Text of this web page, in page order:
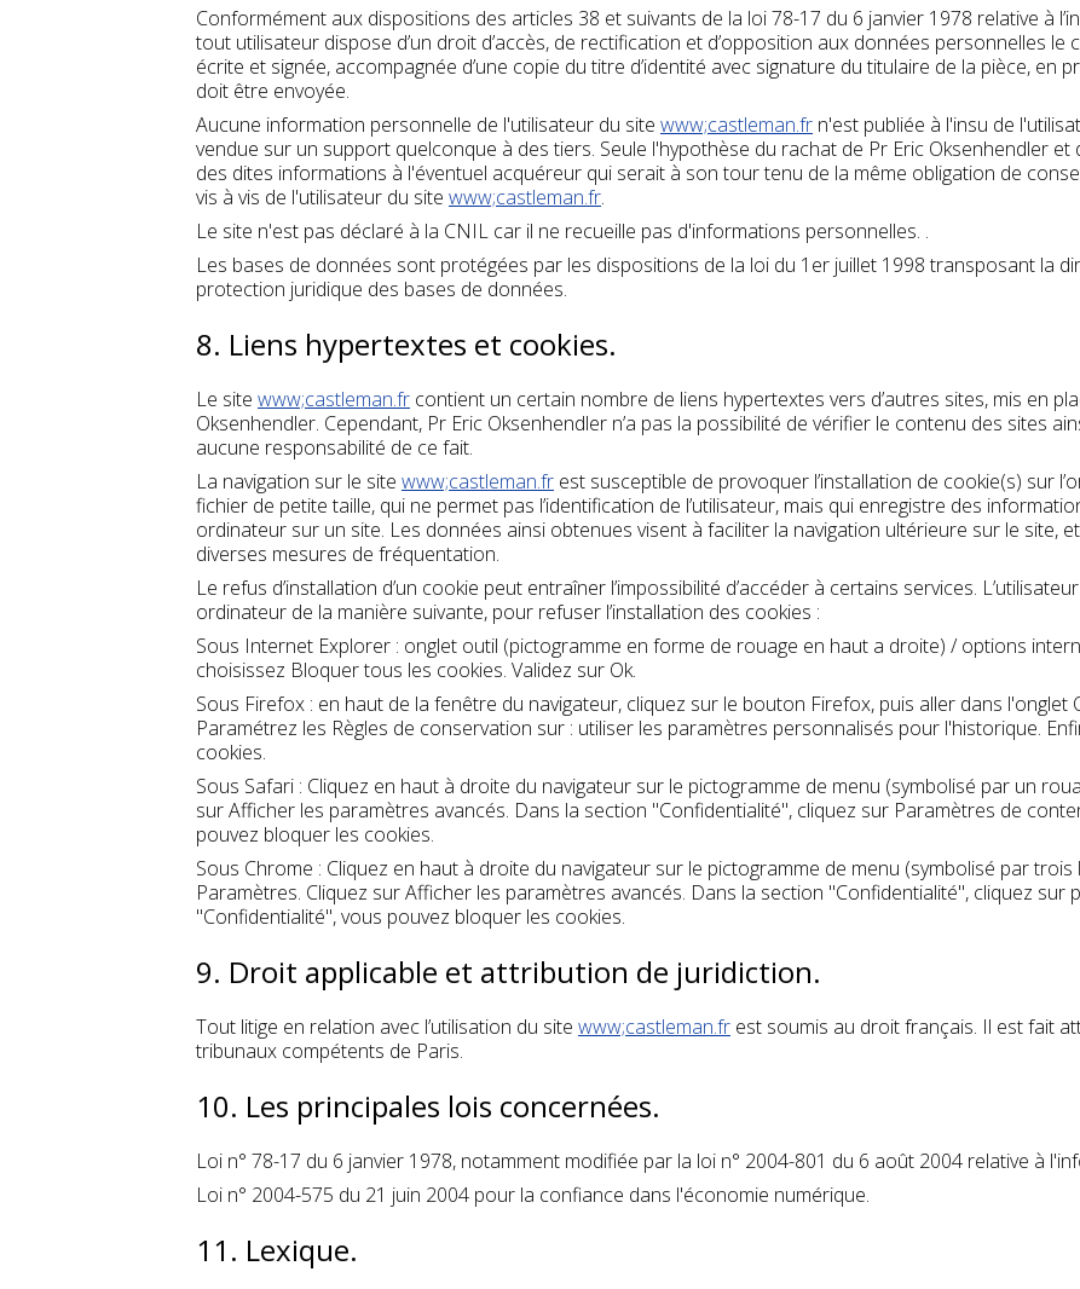
Conformément aux dispositions des articles 38 et suivants de la loi 78-17 du 6 janvier 1978 relative à
tout utilisateur dispose d’un droit d’accès, de rectification et d’opposition aux données personnelles
écrite et signée, accompagnée d’une copie du titre d’identité avec signature du titulaire de la pièce, en
doit être envoyée.
Aucune information personnelle de l'utilisateur du site www;castleman.fr n'est publiée à l'insu de
vendue sur un support quelconque à des tiers. Seule l'hypothèse du rachat de Pr Eric Oksenhendler
des dites informations à l'éventuel acquéreur qui serait à son tour tenu de la même obligation de
vis à vis de l'utilisateur du site www;castleman.fr.
Le site n'est pas déclaré à la CNIL car il ne recueille pas d'informations personnelles. .
Les bases de données sont protégées par les dispositions de la loi du 1er juillet 1998 transposant la
protection juridique des bases de données.
8. Liens hypertextes et cookies.
Le site www;castleman.fr contient un certain nombre de liens hypertextes vers d’autres sites, mis en
Oksenhendler. Cependant, Pr Eric Oksenhendler n’a pas la possibilité de vérifier le contenu des sites
aucune responsabilité de ce fait.
La navigation sur le site www;castleman.fr est susceptible de provoquer l’installation de cookie(s) sur
fichier de petite taille, qui ne permet pas l’identification de l’utilisateur, mais qui enregistre des
ordinateur sur un site. Les données ainsi obtenues visent à faciliter la navigation ultérieure sur le site,
diverses mesures de fréquentation.
Le refus d’installation d’un cookie peut entraîner l’impossibilité d’accéder à certains services.
ordinateur de la manière suivante, pour refuser l’installation des cookies :
Sous Internet Explorer : onglet outil (pictogramme en forme de rouage en haut a droite) / options
choisissez Bloquer tous les cookies. Validez sur Ok.
Sous Firefox : en haut de la fenêtre du navigateur, cliquez sur le bouton Firefox, puis aller dans l'onglet
Paramétrez les Règles de conservation sur : utiliser les paramètres personnalisés pour l'historique.
cookies.
Sous Safari : Cliquez en haut à droite du navigateur sur le pictogramme de menu (symbolisé par un
sur Afficher les paramètres avancés. Dans la section "Confidentialité", cliquez sur Paramètres de
pouvez bloquer les cookies.
Sous Chrome : Cliquez en haut à droite du navigateur sur le pictogramme de menu (symbolisé par
Paramètres. Cliquez sur Afficher les paramètres avancés. Dans la section "Confidentialité", cliquez sur
"Confidentialité", vous pouvez bloquer les cookies.
9. Droit applicable et attribution de juridiction.
Tout litige en relation avec l’utilisation du site www;castleman.fr est soumis au droit français. Il est fait
tribunaux compétents de Paris.
10. Les principales lois concernées.
Loi n° 78-17 du 6 janvier 1978, notamment modifiée par la loi n° 2004-801 du 6 août 2004 relative à
Loi n° 2004-575 du 21 juin 2004 pour la confiance dans l'économie numérique.
11. Lexique.